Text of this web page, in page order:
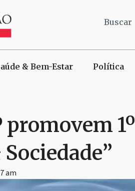
& Bem-Estar Política
am